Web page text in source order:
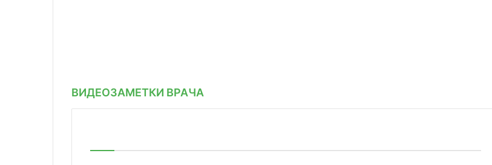
ВИДЕОЗАМЕТКИ ВРАЧА